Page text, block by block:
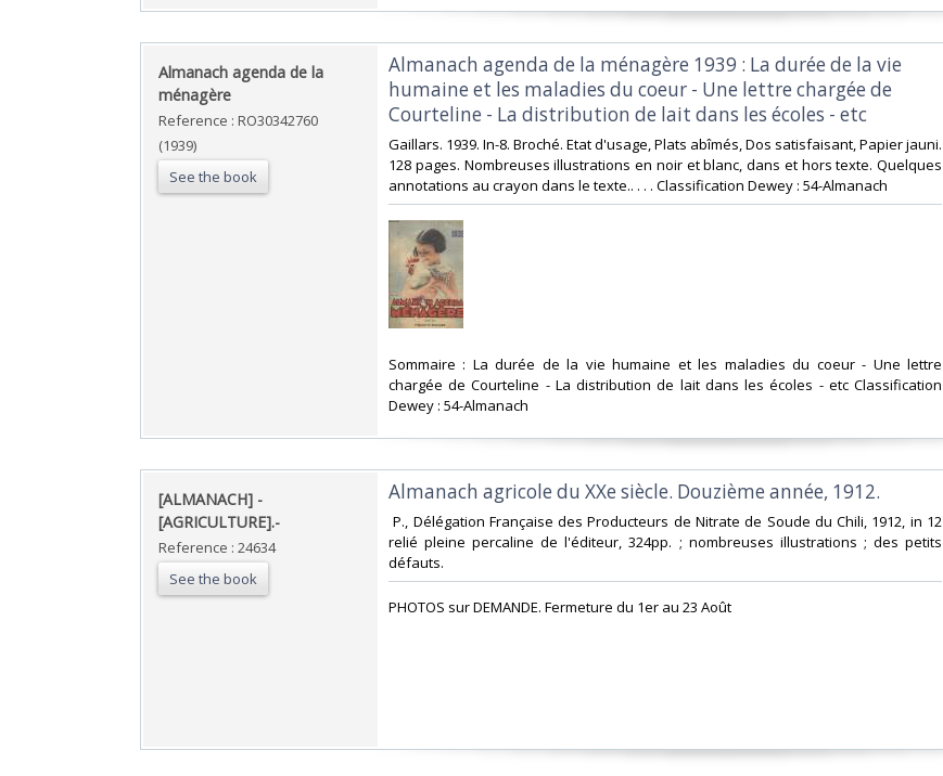
‎Almanach agenda de la
ménagère‎
Reference : RO30342760
(1939)
See the book
‎Almanach agenda de la ménagère 1939 : La durée de la vie
humaine et les maladies du coeur - Une lettre chargée de
Courteline - La distribution de lait dans les écoles - etc‎
‎Gaillars. 1939. In-8. Broché. Etat d'usage, Plats abîmés, Dos satisfaisant, Papier jauni.
128 pages. Nombreuses illustrations en noir et blanc, dans et hors texte. Quelques
annotations au crayon dans le texte.. . . . Classification Dewey : 54-Almanach‎
‎Sommaire : La durée de la vie humaine et les maladies du coeur - Une lettre
chargée de Courteline - La distribution de lait dans les écoles - etc Classification
Dewey : 54-Almanach‎
‎[ALMANACH] -
[AGRICULTURE].-‎
Reference : 24634
See the book
‎Almanach agricole du XXe siècle. Douzième année, 1912.‎
‎ P., Délégation Française des Producteurs de Nitrate de Soude du Chili, 1912, in 12
relié pleine percaline de l'éditeur, 324pp. ; nombreuses illustrations ; des petits
défauts. ‎
‎PHOTOS sur DEMANDE. Fermeture du 1er au 23 Août‎